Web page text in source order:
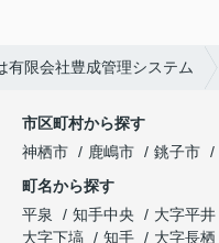
有限会社豊成管理システム
市区町村から探す
神栖市
鹿嶋市 銚子市
町名から探す
平泉
知手中央 大字平井
大字下塙
知手 大字長栖